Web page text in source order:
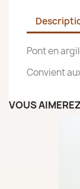
Pont en
Convient
VOUS